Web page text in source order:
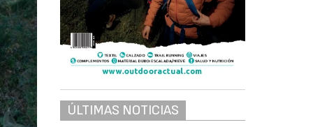
ÚLTIMAS NOTICIAS